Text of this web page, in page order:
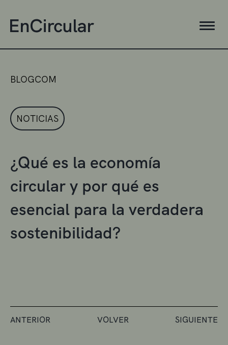
BLOGCOM
NOTICIAS
¿Qué es la economía
circular y por qué es
esencial para la verdadera
sostenibilidad?
ANTERIOR VOLVER SIGUIENTE